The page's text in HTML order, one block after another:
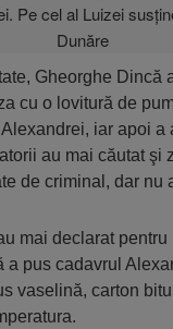
Gheorghe Dincă
cu o lovitură de
iar apoi a
au mai căutat şi
de criminal, dar nu
mai declarat pentru
a pus cadavrul
vaselină, carton